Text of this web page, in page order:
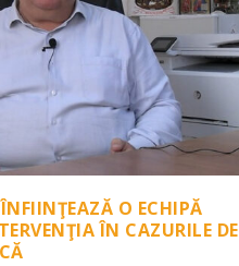
O ECHIPĂ
ÎN CAZURILE DE